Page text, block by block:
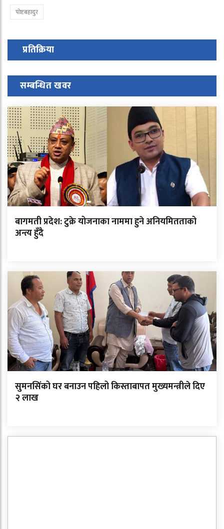
पोष्टबहादुर
प्रतिक्रिया
सम्बन्धित खवर
बागमती प्रदेश: टुक्रे योजनाका नाममा हुने अनियमितताको
अन्त्य हुँदै
सुमनसिंको घर बनाउन पहिलो किस्ताबापत मुख्यमन्त्रीले दिए
२ लाख